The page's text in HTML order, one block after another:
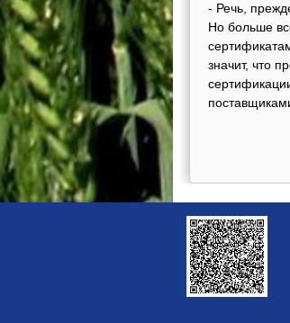
- Речь,
Но больше
значит, что